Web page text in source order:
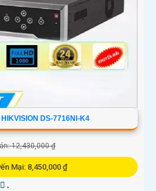
DS-7716NI-K4
12,430,000 ₫
Mại: 8,450,000 ₫
.